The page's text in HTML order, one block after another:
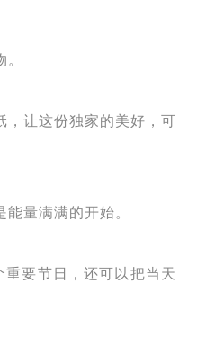
，让这份独家的美好，可
量满满的开始。
要节日，还可以把当天